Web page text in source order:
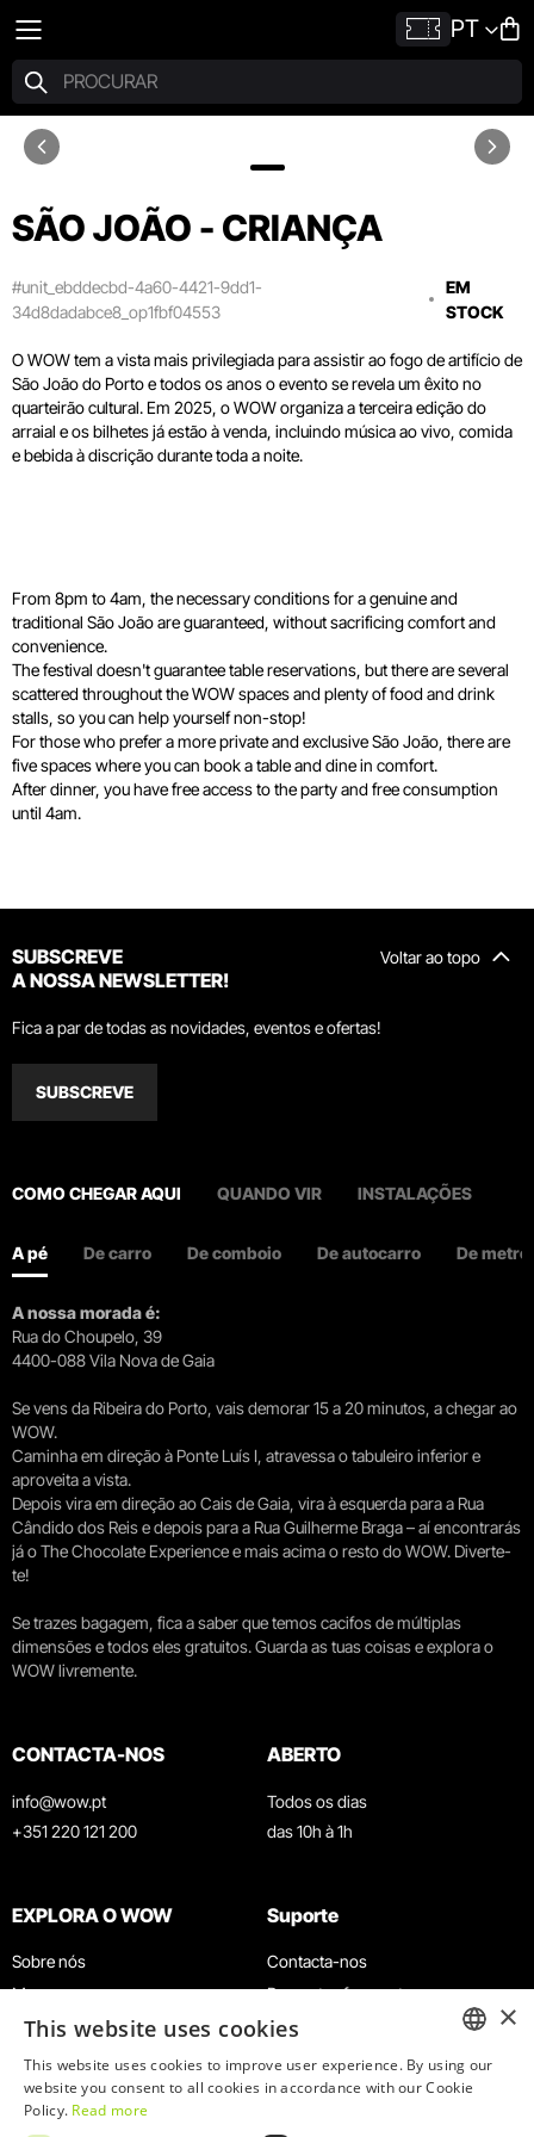
PT
SÃO JOÃO - CRIANÇA
#unit_ebddecbd-4a60-4421-9dd1-
34d8dadabce8_op1fbf04553
EM
STOCK
O WOW tem a vista mais privilegiada para assistir ao fogo de artifício de
São João do Porto e todos os anos o evento se revela um êxito no
quarteirão cultural. Em 2025, o WOW organiza a terceira edição do
arraial e os bilhetes já estão à venda, incluindo música ao vivo, comida
e bebida à discrição durante toda a noite.
From 8pm to 4am, the necessary conditions for a genuine and
traditional São João are guaranteed, without sacrificing comfort and
convenience.
The festival doesn't guarantee table reservations, but there are several
scattered throughout the WOW spaces and plenty of food and drink
stalls, so you can help yourself non-stop!
For those who prefer a more private and exclusive São João, there are
five spaces where you can book a table and dine in comfort.
After dinner, you have free access to the party and free consumption
until 4am.
Voltar ao topo
SUBSCREVE
A NOSSA NEWSLETTER!
Fica a par de todas as novidades, eventos e ofertas!
SUBSCREVE
COMO CHEGAR AQUI QUANDO VIR INSTALAÇÕES
A pé De carro De comboio De autocarro De metro
A nossa morada é:
Rua do Choupelo, 39
4400-088 Vila Nova de Gaia
Se vens da Ribeira do Porto, vais demorar 15 a 20 minutos, a chegar ao
WOW.
Caminha em direção à Ponte Luís I, atravessa o tabuleiro inferior e
aproveita a vista.
Depois vira em direção ao Cais de Gaia, vira à esquerda para a Rua
Cândido dos Reis e depois para a Rua Guilherme Braga – aí encontrarás
já o The Chocolate Experience e mais acima o resto do WOW. Diverte-
te!
Se trazes bagagem, fica a saber que temos cacifos de múltiplas
dimensões e todos eles gratuitos. Guarda as tuas coisas e explora o
WOW livremente.
CONTACTA-NOS
info@wow.pt
+351 220 121 200
ABERTO
Todos os dias
das 10h à 1h
EXPLORA O WOW
Sobre nós
Museus
Agenda
Notícias
Restaurantes
Cartão WOW
Suporte
Contacta-nos
Perguntas frequentes
Termos e Condições
Política de privacidade e cookies
Trabalha connosco
ENGLISH
×
This website uses cookies
This website uses cookies to improve user experience. By using our
website you consent to all cookies in accordance with our Cookie
Policy. Read more